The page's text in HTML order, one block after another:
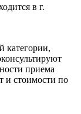
в г.
категории,
приема
и стоимости по